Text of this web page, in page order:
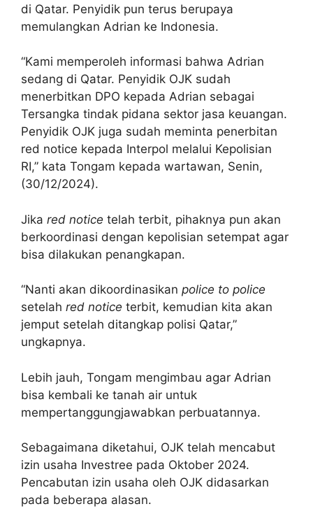
di Qatar. Penyidik pun terus berupaya
memulangkan Adrian ke Indonesia.
“Kami memperoleh informasi bahwa Adrian
sedang di Qatar. Penyidik OJK sudah
menerbitkan DPO kepada Adrian sebagai
Tersangka tindak pidana sektor jasa keuangan.
Penyidik OJK juga sudah meminta penerbitan
red notice kepada Interpol melalui Kepolisian
RI,” kata Tongam kepada wartawan, Senin,
(30/12/2024).
Jika red notice telah terbit, pihaknya pun akan
berkoordinasi dengan kepolisian setempat agar
bisa dilakukan penangkapan.
“Nanti akan dikoordinasikan police to police
setelah red notice terbit, kemudian kita akan
jemput setelah ditangkap polisi Qatar,”
ungkapnya.
Lebih jauh, Tongam mengimbau agar Adrian
bisa kembali ke tanah air untuk
mempertanggungjawabkan perbuatannya.
Sebagaimana diketahui, OJK telah mencabut
izin usaha Investree pada Oktober 2024.
Pencabutan izin usaha oleh OJK didasarkan
pada beberapa alasan.